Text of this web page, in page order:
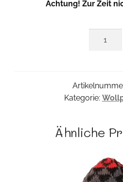
Achtung! Zur Zeit
Kategorie:
Ähnliche